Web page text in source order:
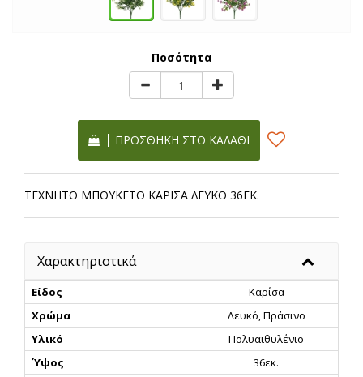
Ποσότητα
ΠΡΟΣΘΉΚΗ ΣΤΟ ΚΑΛΆΘΙ
ΤΕΧΝΗΤΟ ΜΠΟΥΚΕΤΟ ΚΑΡΙΣΑ ΛΕΥΚΟ 36ΕΚ.
Χαρακτηριστικά
Είδος
Καρίσα
Χρώμα
Λευκό, Πράσινο
Υλικό
Πολυαιθυλένιο
Ύψος
36εκ.